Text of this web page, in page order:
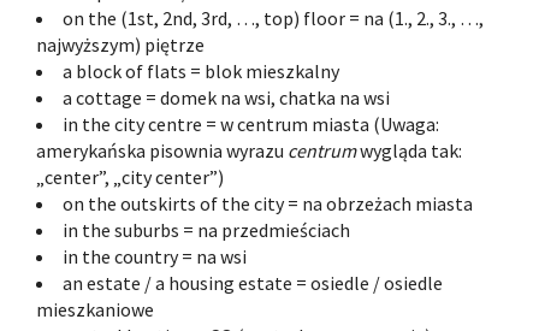
on the (1st, 2nd, 3rd, …, top) floor = na (1., 2., 3., …,
najwyższym) piętrze
a block of flats = blok mieszkalny
a cottage = domek na wsi, chatka na wsi
in the city centre = w centrum miasta (Uwaga:
amerykańska pisownia wyrazu centrumwygląda tak:
„center”, „city center”)
on the outskirts of the city = na obrzeżach miasta
in the suburbs = na przedmieściach
in the country = na wsi
an estate / a housing estate = osiedle / osiedle
mieszkaniowe